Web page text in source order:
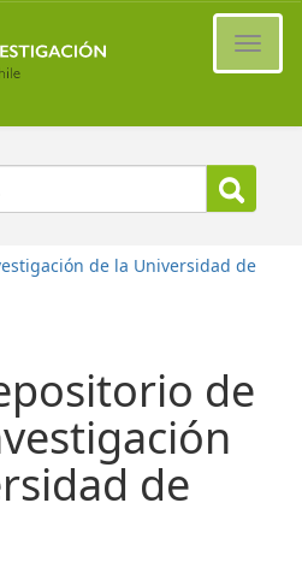
de la Universidad de
de
de